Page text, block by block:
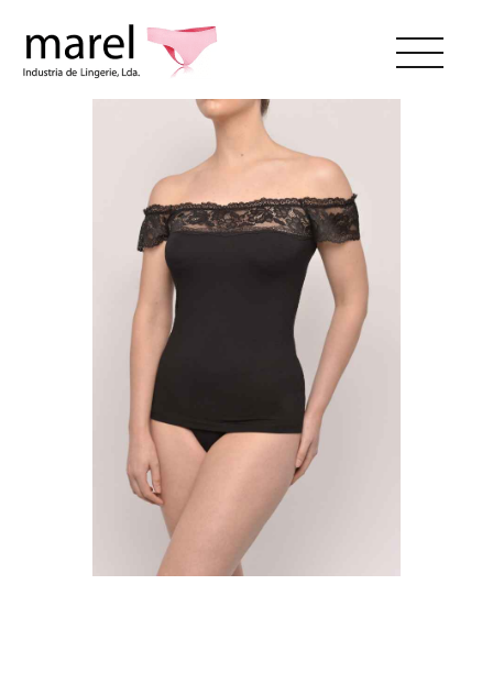
SOBRE NÓS
CATÁLOGO
SWEET LADY
CONTACTOS
ÁREA RESERVADA
PT
EN